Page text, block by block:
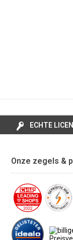
ECHTE
Onze zegels &